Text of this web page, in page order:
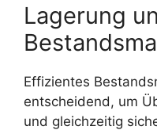
Lagerung
Effizientes
entscheidend, um
und gleichzeitig